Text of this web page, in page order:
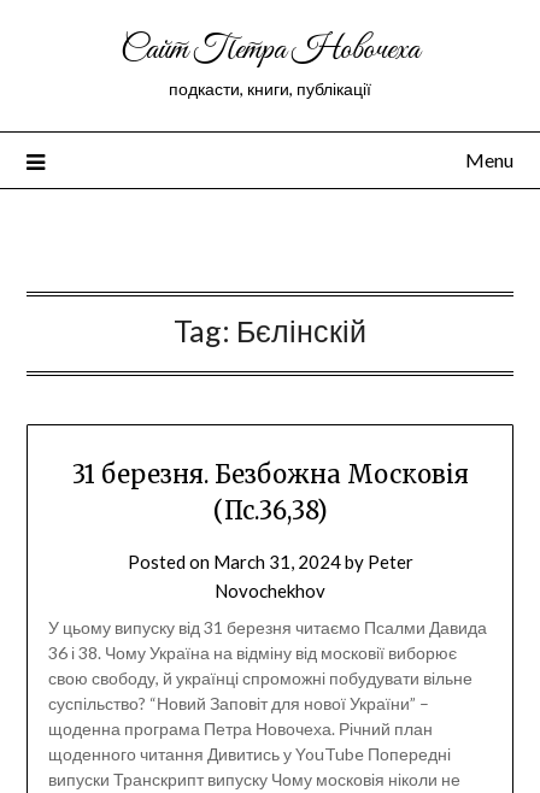
Сайт Петра Новочеха
подкасти, книги, публікації
Menu
Tag: Бєлінскій
31 березня. Безбожна Московія
(Пс.36,38)
Posted on March 31, 2024by Peter
Novochekhov
У цьому випуску від 31 березня читаємо Псалми Давида
36 і 38. Чому Україна на відміну від московії виборює
свою свободу, й українці спроможні побудувати вільне
суспільство? “Новий Заповіт для нової України” –
щоденна програма Петра Новочеха. Річний план
щоденного читання Дивитись у YouTube Попередні
випуски Транскрипт випуску Чому московія ніколи не